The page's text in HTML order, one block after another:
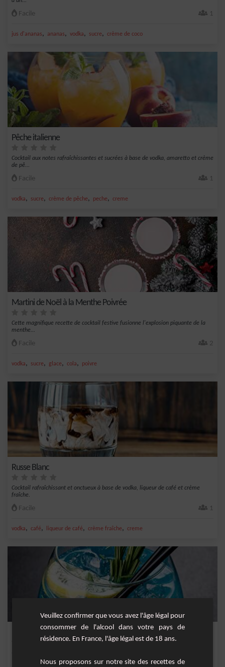
Facile 1
jus d'ananas, ananas, vodka, sucre, crème de coco
Pêche italienne
Cocktail aux notes rafraîchissantes et sucrées à base de vodka, amaretto et crème
de pê...
Facile 1
vodka, sucre, crème de pêche, peche, creme
Martini de Noël à la Menthe Poivrée
Cette magnifique recette de cocktail festive fusionne l'explosion piquante de la
menthe...
Facile 2
vodka, sucre, glace, cola, poivre
Russe Blanc
Cocktail rafraîchissant et onctueux à base de vodka, liqueur de café et crème
fraîche.
Facile 1
vodka, café, liqueur de café, crème fraîche, creme
Fresh Lagoon
Veuillez confirmer que vous avez l'âge légal pour
consommer de l'alcool dans votre pays de
résidence. En France, l'âge légal est de 18 ans.
Nous proposons sur notre site des recettes de